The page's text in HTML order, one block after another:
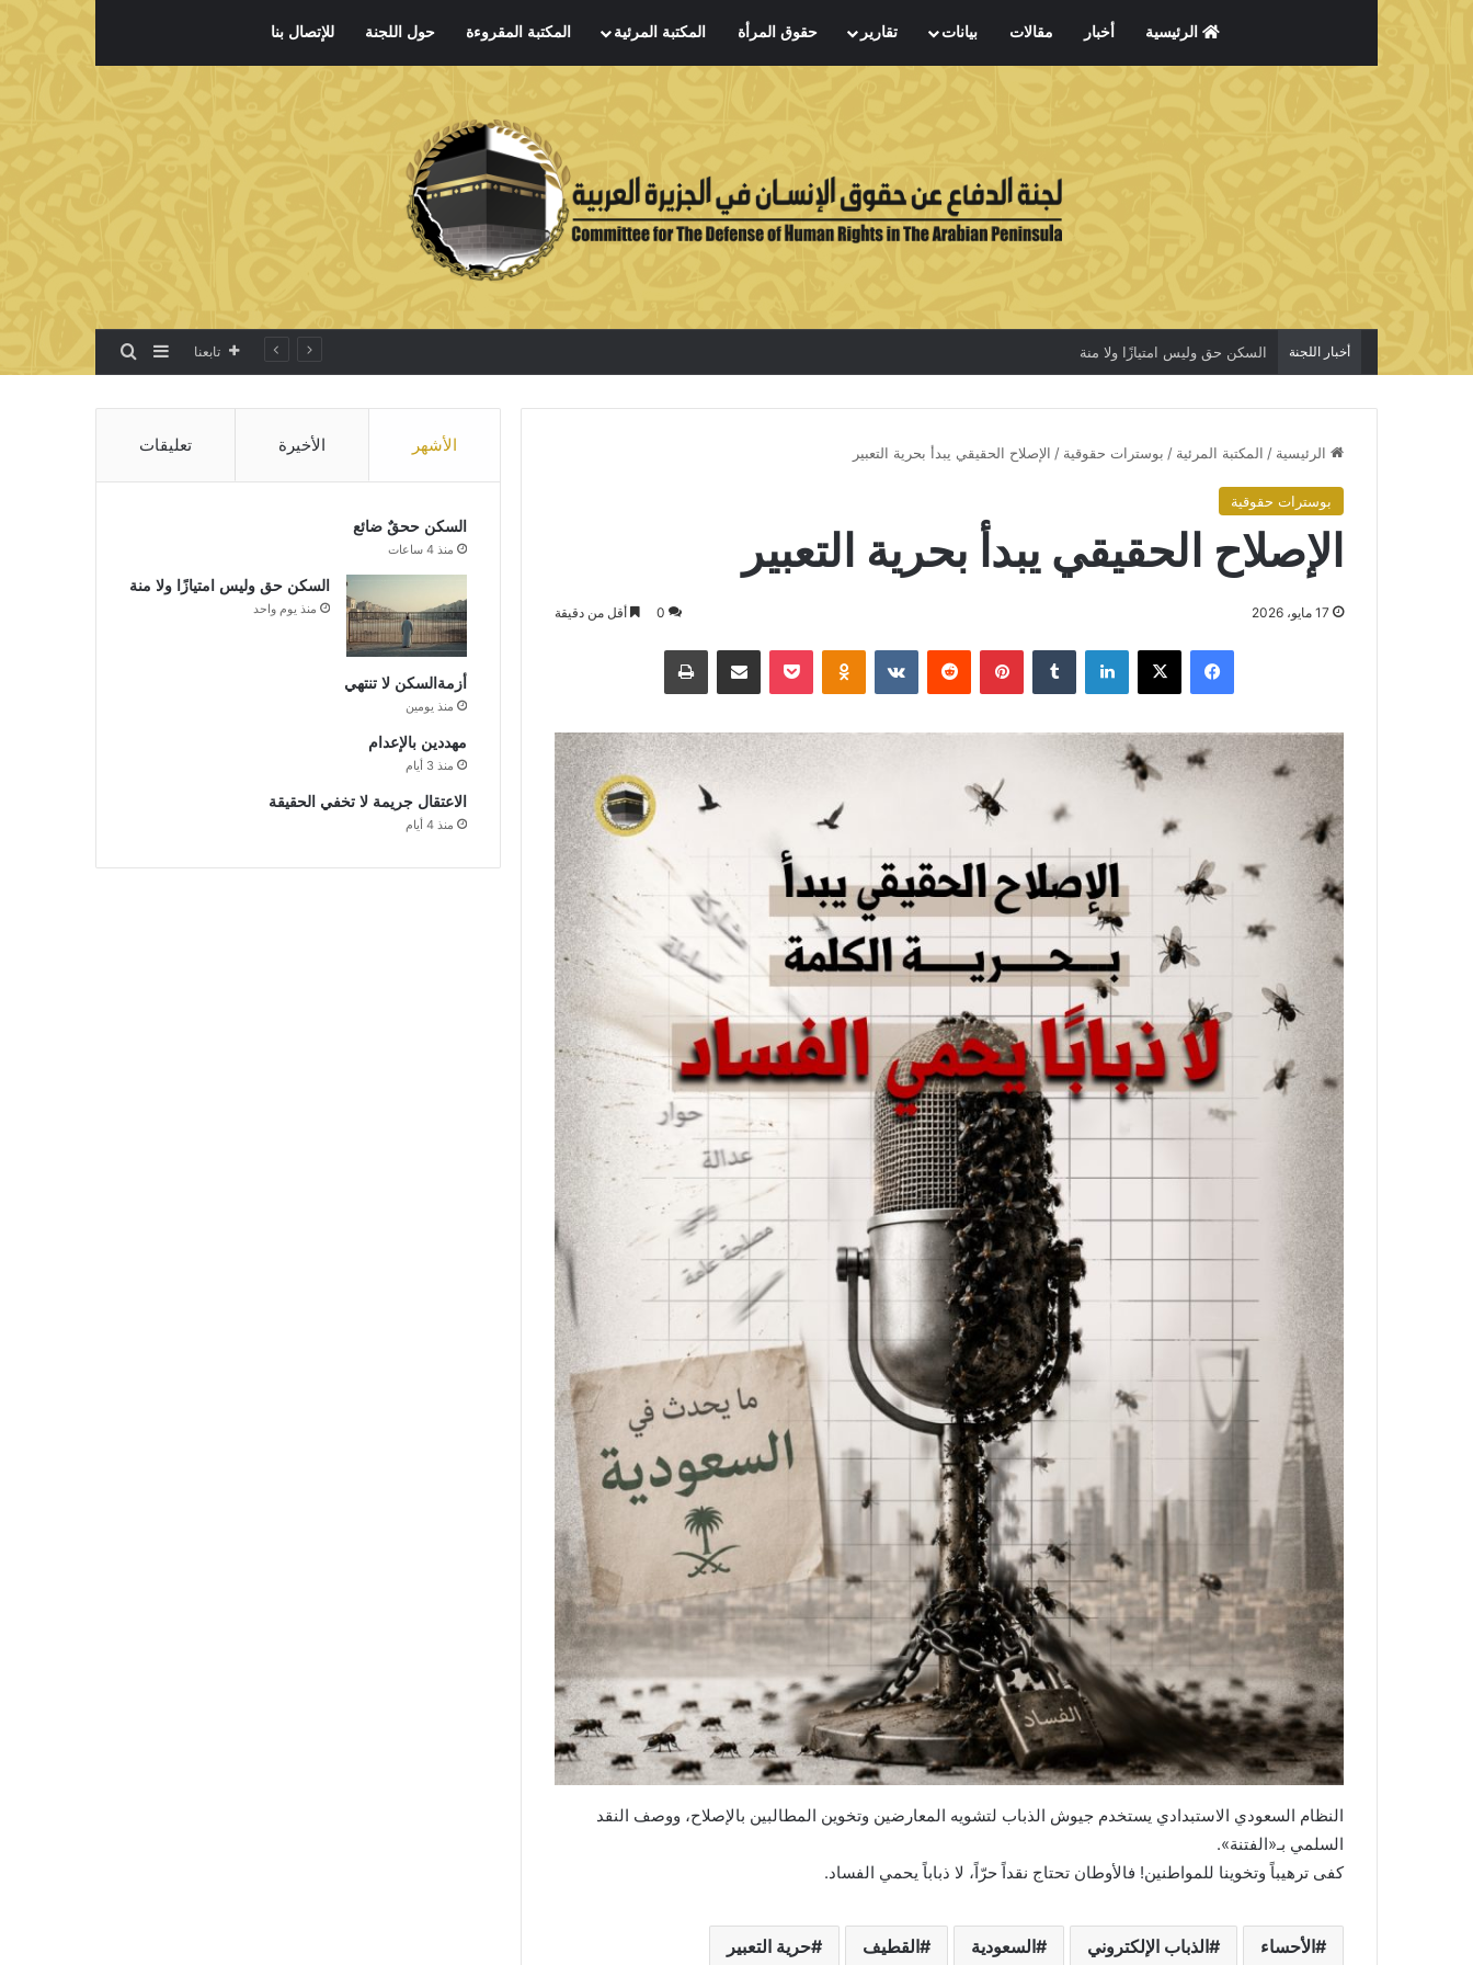
الرئيسية أخبار مقالات بيانات تقارير حقوق المرأة المكتبة المرئية المكتبة المقروءة حول اللجنة للإتصال بنا
أخبار اللجنة السكن حق وليس امتيازًا ولا منة تابعنا إضافة عمود جانبي
بحث عن
الرئيسية / المكتبة المرئية / بوسترات حقوقية / الإصلاح الحقيقي يبدأ بحرية التعبير
بوسترات حقوقية
الإصلاح الحقيقي يبدأ بحرية التعبير
17 مايو، 2026 0 أقل من دقيقة
فيسبوك X لينكدإن بينتيريست Odnoklassniki
بوكيت مشاركة عبر البريد طباعة
النظام السعودي الاستبدادي يستخدم جيوش الذباب لتشويه المعارضين وتخوين المطالبين بالإصلاح، ووصف النقد
السلمي بـ«الفتنة».
كفى ترهيباً وتخوينا للمواطنين! فالأوطان تحتاج نقداً حرّاً، لا ذباباً يحمي الفساد.
الأحساء الذباب الإلكتروني السعودية القطيف حرية التعبير
الأشهر الأخيرة تعليقات
السكن ححقٌ ضائع
منذ 4 ساعات
السكن حق وليس امتيازًا ولا منة
منذ يوم واحد
أزمةالسكن لا تنتهي
منذ يومين
مهددين بالإعدام
منذ 3 أيام
الاعتقال جريمة لا تخفي الحقيقة
منذ 4 أيام